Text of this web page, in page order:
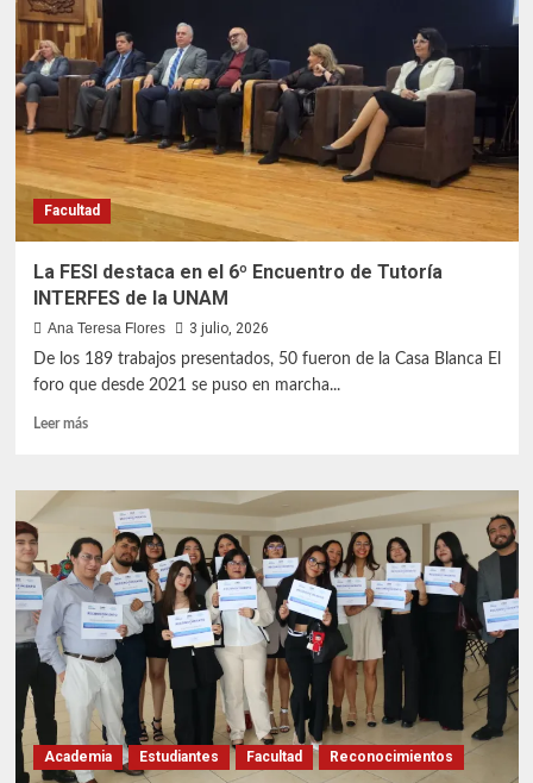
Facultad
La FESI destaca en el 6º Encuentro de Tutoría
INTERFES de la UNAM
Ana Teresa Flores
3 julio, 2026
De los 189 trabajos presentados, 50 fueron de la Casa Blanca El
foro que desde 2021 se puso en marcha...
Leer másLeer
La
FESI
destaca
en
el
6º
Encuentro
Tutoría
INTERFES
de
UNAM
Academia Estudiantes Facultad Reconocimientos